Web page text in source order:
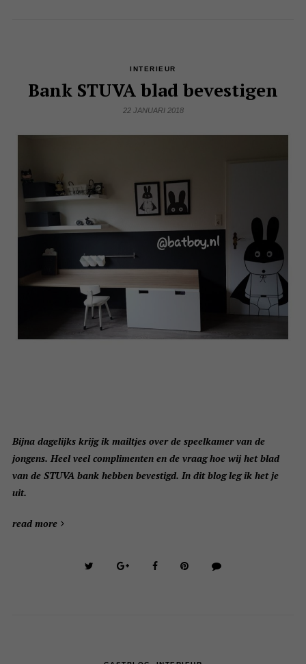
INTERIEUR
Bank STUVA blad bevestigen
22 JANUARI 2018
Bijna dagelijks krijg ik mailtjes over de speelkamer van de
jongens. Heel veel complimenten en de vraag hoe wij het blad
van de STUVA bank hebben bevestigd. In dit blog leg ik het je
uit.
read more